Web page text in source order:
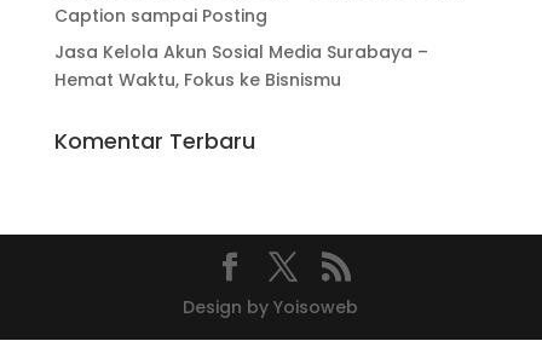
Caption sampai Posting
Jasa Kelola Akun Sosial Media Surabaya –
Hemat Waktu, Fokus ke Bisnismu
Komentar Terbaru
Design by Yoisoweb